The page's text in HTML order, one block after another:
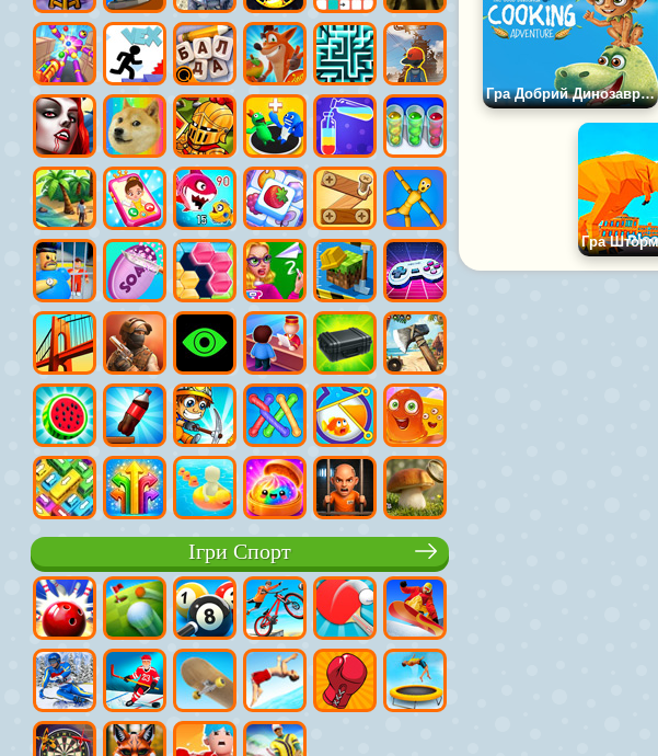
Ігри Спорт
Гра Добрий Динозавр: Кулінарна Пригода